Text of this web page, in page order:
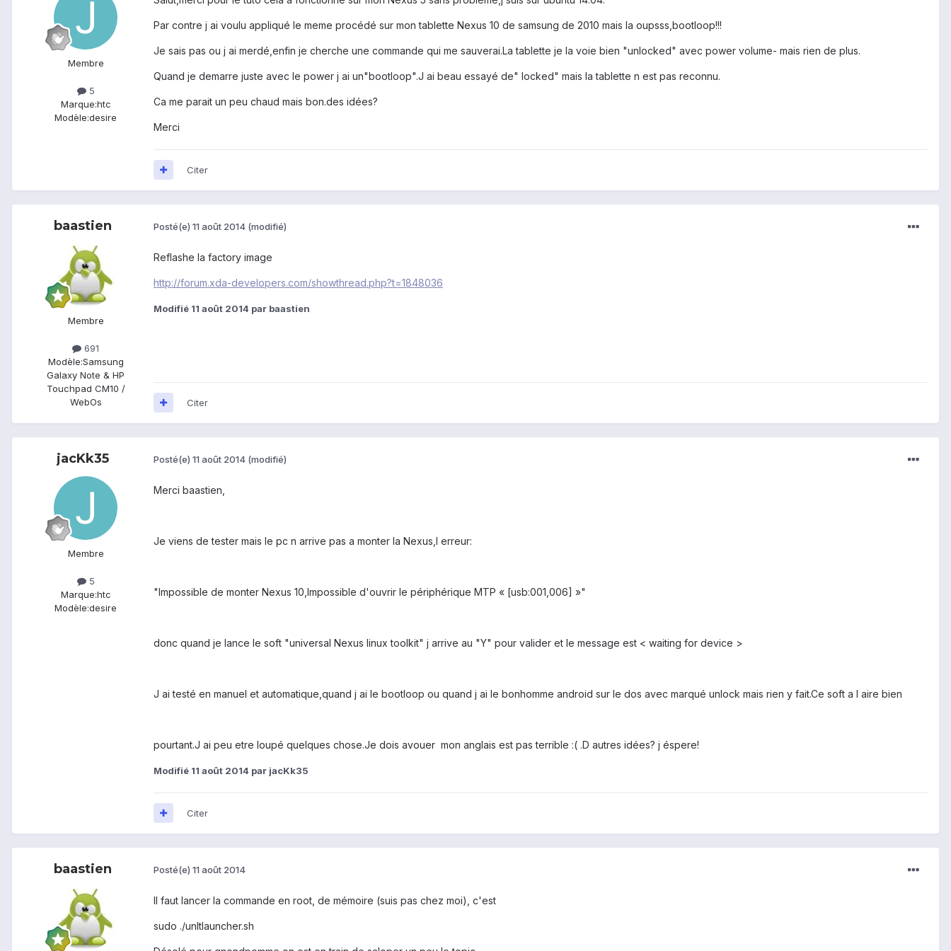
Membre
5
Marque:htc
Modèle:desire
Par contre j ai voulu appliqué le meme procédé sur mon tablette Nexus 10 de samsung de 2010 mais la oupsss,bootloop!!!
Je sais pas ou j ai merdé,enfin je cherche une commande qui me sauverai.La tablette je la voie bien "unlocked" avec power volume- mais rien de plus.
Quand je demarre juste avec le power j ai un"bootloop".J ai beau essayé de" locked" mais la tablette n est pas reconnu.
Ca me parait un peu chaud mais bon.des idées?
Merci
Citer
baastien
Membre
691
Modèle:Samsung
Galaxy Note & HP
Touchpad CM10 /
WebOs
Posté(e) 11 août 2014 (modifié)
Reflashe la factory image
http://forum.xda-developers.com/showthread.php?t=1848036
Modifié 11 août 2014 par baastien
Citer
jacKk35
Membre
5
Marque:htc
Modèle:desire
Posté(e) 11 août 2014 (modifié)
Merci baastien,
Je viens de tester mais le pc n arrive pas a monter la Nexus,l erreur:
"Impossible de monter Nexus 10,Impossible d'ouvrir le périphérique MTP « [usb:001,006] »"
donc quand je lance le soft "universal Nexus linux toolkit" j arrive au "Y" pour valider et le message est < waiting for device >
J ai testé en manuel et automatique,quand j ai le bootloop ou quand j ai le bonhomme android sur le dos avec marqué unlock mais rien y fait.Ce soft a l aire bien
pourtant.J ai peu etre loupé quelques chose.Je dois avouer mon anglais est pas terrible :( .D autres idées? j éspere!
Modifié 11 août 2014 par jacKk35
Citer
baastien Posté(e) 11 août 2014
Il faut lancer la commande en root, de mémoire (suis pas chez moi), c'est
sudo ./unltlauncher.sh